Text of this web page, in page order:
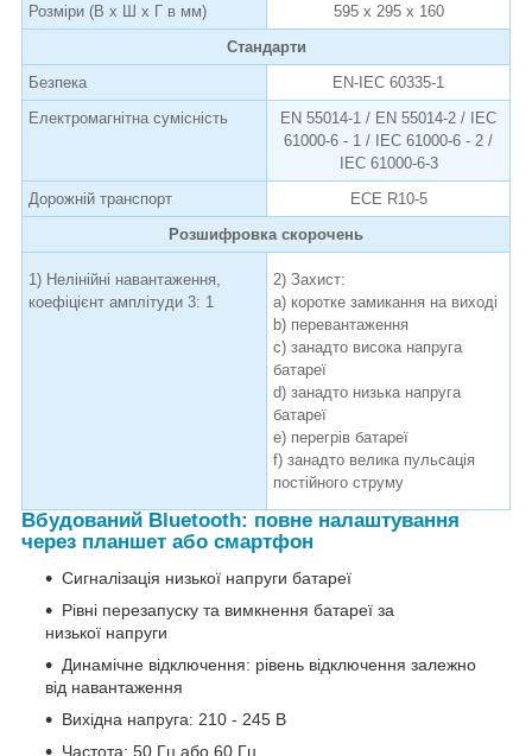
Розміри (В х Ш х Г в мм)
595 x 295 x 160
Стандарти
Безпека
EN-IEC 60335-1
Електромагнітна сумісність
EN 55014-1 / EN 55014-2 / IEC
61000-6 - 1 / IEC 61000-6 - 2 /
IEC 61000-6-3
Дорожній транспорт
ECE R10-5
Розшифровка скорочень
1) Нелінійні навантаження,
коефіцієнт амплітуди 3: 1
2) Захист:
a) коротке замикання на виході
b) перевантаження
c) занадто висока напруга
батареї
d) занадто низька напруга
батареї
e) перегрів батареї
f) занадто велика пульсація
постійного струму
Вбудований Bluetooth: повне налаштування
через планшет або смартфон
Сигналізація низької напруги батареї
Рівні перезапуску та вимкнення батареї за
низької напруги
Динамічне відключення: рівень відключення залежно
від навантаження
Вихідна напруга: 210 - 245 В
Частота: 50 Гц або 60 Гц